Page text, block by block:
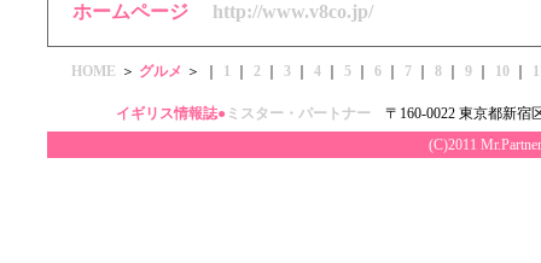
ホームページ http://www.v8co.jp/
HOME ＞ グルメ ＞ ｜ 1 2 3 4 5 6 7 8 9 10
イギリス情報誌●ミスター・パートナー
〒160-0022 東京都新
(C)2011